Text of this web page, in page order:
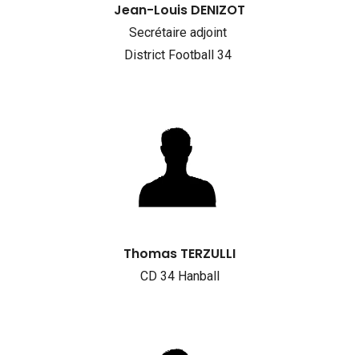
Jean-Louis DENIZOT
Secrétaire adjoint
District Football 34
Thomas TERZULLI
CD 34 Hanball